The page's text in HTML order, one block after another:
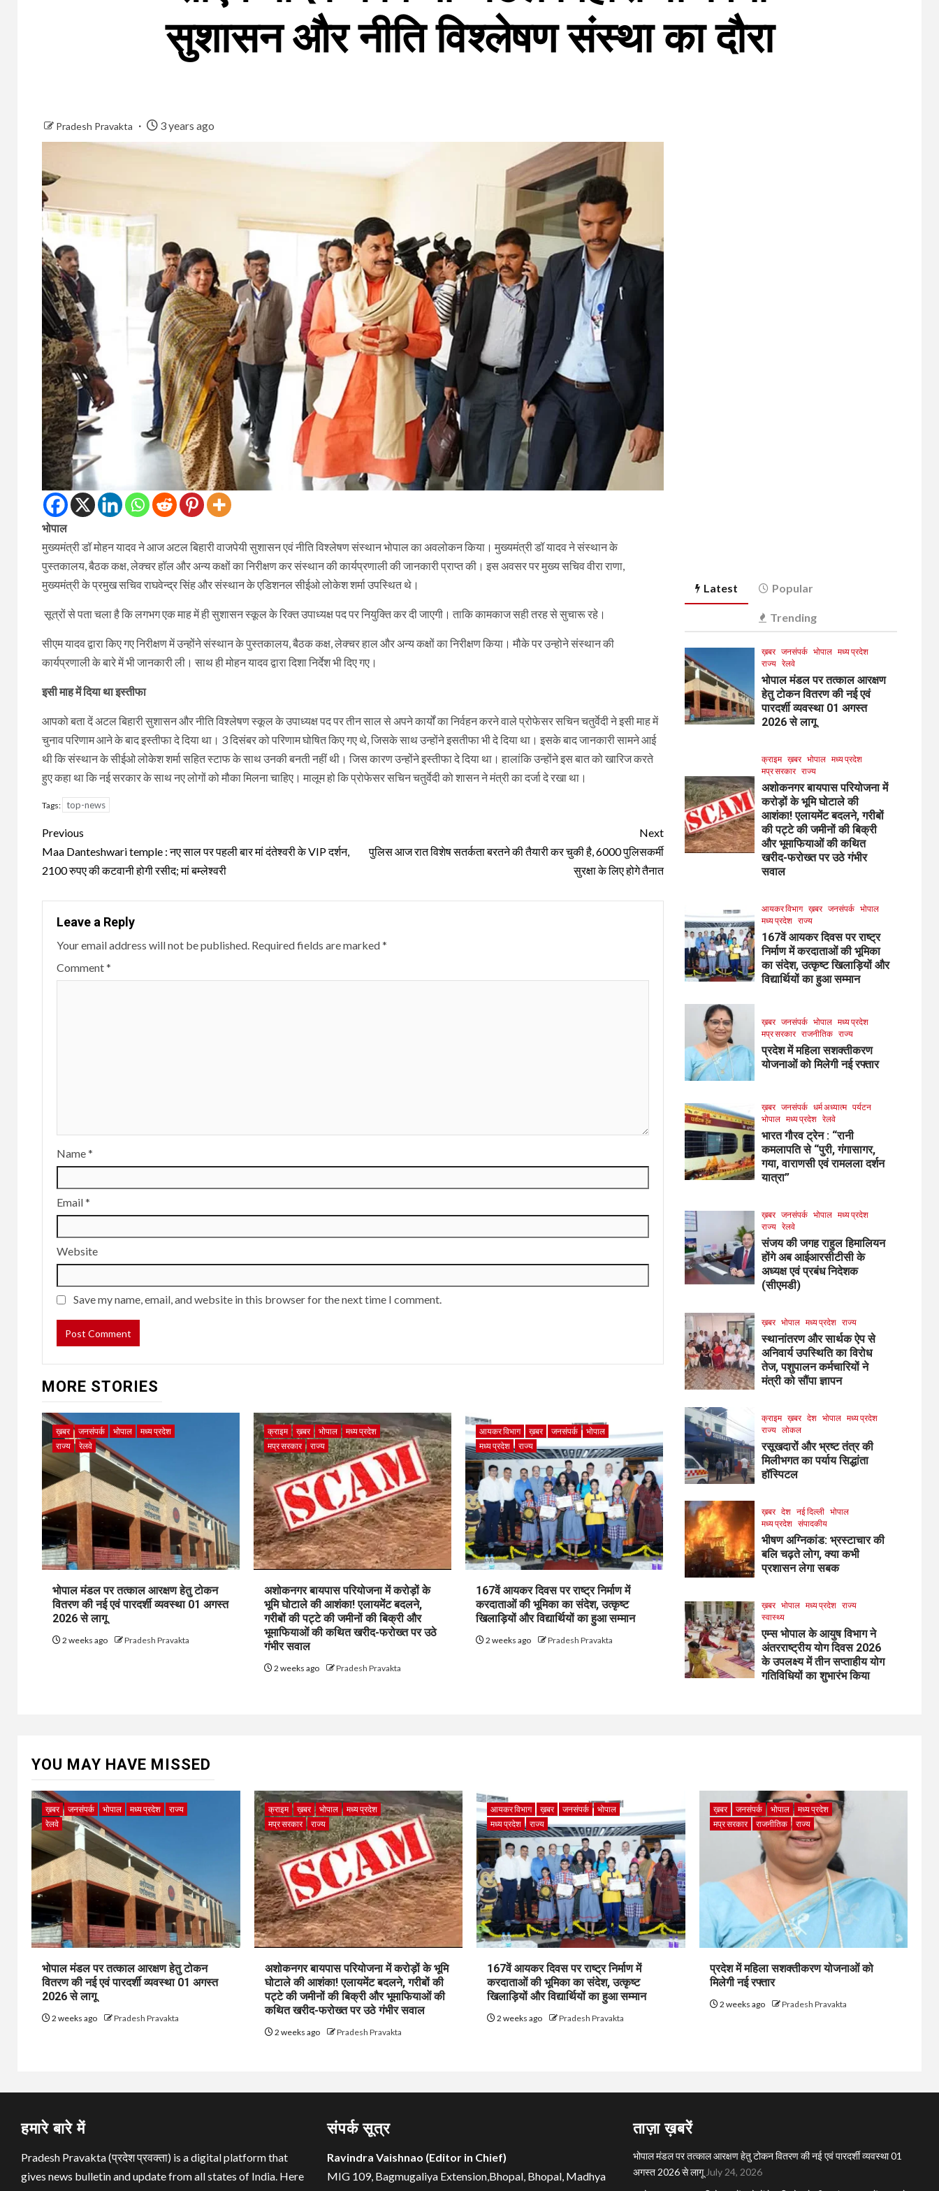
सुशासन और नीत‍ि व‍िश्‍लेषण संस्‍था का दौरा
Pradesh Pravakta 3 years ago
भोपाल
मुख्यमंत्री डॉ मोहन यादव ने आज अटल बिहारी वाजपेयी सुशासन एवं नीति विश्लेषण संस्थान भोपाल का अवलोकन किया। मुख्यमंत्री डॉ यादव ने संस्थान के
पुस्तकालय, बैठक कक्ष, लेक्चर हॉल और अन्य कक्षों का निरीक्षण कर संस्थान की कार्यप्रणाली की जानकारी प्राप्त की। इस अवसर पर मुख्य सचिव वीरा राणा,
मुख्यमंत्री के प्रमुख सचिव राघवेन्द्र सिंह और संस्थान के एडिशनल सीईओ लोकेश शर्मा उपस्थित थे।
सूत्रों से पता चला है कि लगभग एक माह में ही सुशासन स्कूल के रिक्त उपाध्यक्ष पद पर नियुक्ति कर दी जाएगी। ताकि कामकाज सही तरह से सुचारू रहे।
सीएम यादव द्वारा किए गए निरीक्षण में उन्होंने संस्थान के पुस्तकालय, बैठक कक्ष, लेक्चर हाल और अन्य कक्षों का निरीक्षण किया। मौके पर उन्होने संस्थान की
कार्यप्रणाली के बारे में भी जानकारी ली। साथ ही मोहन यादव द्वारा दिशा निर्देश भी दिए गए।
इसी माह में दिया था इस्तीफा
आपको बता दें अटल बिहारी सुशासन और नीति विश्लेषण स्कूल के उपाध्यक्ष पद पर तीन साल से अपने कार्यों का निर्वहन करने वाले प्रोफेसर सचिन चतुर्वेदी ने इसी माह में
चुनाव परिणाम आने के बाद इस्तीफा दे दिया था। 3 दिसंबर को परिणाम घोषित किए गए थे, जिसके साथ उन्होंने इसतीफा भी दे दिया था। इसके बाद जानकारी सामने आई
थी कि संस्थान के सीईओ लोकेश शर्मा सहित स्टाफ के साथ उनकी बनती नहीं थी। जिस कारण उन्होंने इस्तीफा दे दिया था। हालांकि उन्होंने इस बात को खारिज करते
हुए कहा था कि नई सरकार के साथ नए लोगों को मौका मिलना चाहिए। मालूम हो कि प्रोफेसर सचिन चतुर्वेदी को शासन ने मंत्री का दर्जा दे रखा था।
Tags: top-news
Continue
Reading
Previous
Maa Danteshwari temple : नए साल पर पहली बार मां दंतेश्वरी के VIP दर्शन,
2100 रुपए की कटवानी होगी रसीद; मां बम्लेश्वरी
Next
पुलिस आज रात विशेष सतर्कता बरतने की तैयारी कर चुकी है, 6000 पुलिसकर्मी
सुरक्षा के लिए होगे तैनात
Leave a Reply
Your email address will not be published. Required fields are marked*
Comment*
Name*
Email*
Website
Save my name, email, and website in this browser for the next time I comment.
MORE STORIES
ख़बर जनसंपर्क भोपाल
मध्य प्रदेश
राज्य
रेलवे
भोपाल मंडल पर तत्काल आरक्षण हेतु टोकन
वितरण की नई एवं पारदर्शी व्यवस्था 01 अगस्त
2026 से लागू
2 weeks ago Pradesh Pravakta
क्राइम ख़बर भोपाल
मध्य प्रदेश
मप्र सरकार
राज्य
अशोकनगर बायपास परियोजना में करोड़ों के
भूमि घोटाले की आशंका! एलायमेंट बदलने,
गरीबों की पट्टे की जमीनों की बिक्री और
भूमाफियाओं की कथित खरीद-फरोख्त पर उठे
गंभीर सवाल
2 weeks ago Pradesh Pravakta
आयकर विभाग ख़बर जनसंपर्क
भोपाल
मध्य प्रदेश
राज्य
167वें आयकर दिवस पर राष्ट्र निर्माण में
करदाताओं की भूमिका का संदेश, उत्कृष्ट
खिलाड़ियों और विद्यार्थियों का हुआ सम्मान
2 weeks ago Pradesh Pravakta
Latest Popular
Trending
ख़बर जनसंपर्क भोपाल मध्य प्रदेश
राज्य रेलवे
भोपाल मंडल पर तत्काल आरक्षण
हेतु टोकन वितरण की नई एवं
पारदर्शी व्यवस्था 01 अगस्त
2026 से लागू
क्राइम ख़बर भोपाल मध्य प्रदेश
मप्र सरकार राज्य
अशोकनगर बायपास परियोजना में
करोड़ों के भूमि घोटाले की
आशंका! एलायमेंट बदलने, गरीबों
की पट्टे की जमीनों की बिक्री
और भूमाफियाओं की कथित
खरीद-फरोख्त पर उठे गंभीर
सवाल
आयकर विभाग ख़बर जनसंपर्क भोपाल
मध्य प्रदेश राज्य
167वें आयकर दिवस पर राष्ट्र
निर्माण में करदाताओं की भूमिका
का संदेश, उत्कृष्ट खिलाड़ियों और
विद्यार्थियों का हुआ सम्मान
ख़बर जनसंपर्क भोपाल मध्य प्रदेश
मप्र सरकार राजनीतिक राज्य
प्रदेश में महिला सशक्तीकरण
योजनाओं को मिलेगी नई रफ्तार
ख़बर जनसंपर्क धर्म अध्यात्म पर्यटन
भोपाल मध्य प्रदेश रेलवे
भारत गौरव ट्रेन : “रानी
कमलापति से “पुरी, गंगासागर,
गया, वाराणसी एवं रामलला दर्शन
यात्रा”
ख़बर जनसंपर्क भोपाल मध्य प्रदेश
राज्य रेलवे
संजय की जगह राहुल हिमालियन
होंगे अब आईआरसीटीसी के
अध्यक्ष एवं प्रबंध निदेशक
(सीएमडी)
ख़बर भोपाल मध्य प्रदेश राज्य
स्थानांतरण और सार्थक ऐप से
अनिवार्य उपस्थिति का विरोध
तेज, पशुपालन कर्मचारियों ने
मंत्री को सौंपा ज्ञापन
क्राइम ख़बर देश भोपाल मध्य प्रदेश
राज्य लोकल
रसूखदारों और भ्रष्ट तंत्र की
मिलीभगत का पर्याय सिद्धांता
हॉस्पिटल
ख़बर देश नई दिल्ली भोपाल
मध्य प्रदेश संपादकीय
भीषण अग्निकांड: भ्रस्टाचार की
बलि चढ़ते लोग, क्या कभी
प्रशासन लेगा सबक
ख़बर भोपाल मध्य प्रदेश राज्य
स्वास्थ्य
एम्स भोपाल के आयुष विभाग ने
अंतरराष्ट्रीय योग दिवस 2026
के उपलक्ष्य में तीन सप्ताहीय योग
गतिविधियों का शुभारंभ किया
YOU MAY HAVE MISSED
ख़बर जनसंपर्क भोपाल मध्य प्रदेश
राज्य
रेलवे
भोपाल मंडल पर तत्काल आरक्षण हेतु टोकन
वितरण की नई एवं पारदर्शी व्यवस्था 01 अगस्त
2026 से लागू
2 weeks ago Pradesh Pravakta
क्राइम ख़बर भोपाल
मध्य प्रदेश
मप्र सरकार
राज्य
अशोकनगर बायपास परियोजना में करोड़ों के भूमि
घोटाले की आशंका! एलायमेंट बदलने, गरीबों की
पट्टे की जमीनों की बिक्री और भूमाफियाओं की
कथित खरीद-फरोख्त पर उठे गंभीर सवाल
2 weeks ago Pradesh Pravakta
आयकर विभाग ख़बर जनसंपर्क
भोपाल
मध्य प्रदेश
राज्य
167वें आयकर दिवस पर राष्ट्र निर्माण में
करदाताओं की भूमिका का संदेश, उत्कृष्ट
खिलाड़ियों और विद्यार्थियों का हुआ सम्मान
2 weeks ago Pradesh Pravakta
ख़बर जनसंपर्क भोपाल
मध्य प्रदेश
मप्र सरकार
राजनीतिक राज्य
प्रदेश में महिला सशक्तीकरण योजनाओं को
मिलेगी नई रफ्तार
2 weeks ago Pradesh Pravakta
हमारे बारे में
Pradesh Pravakta (प्रदेश प्रवक्ता) is a digital platform that
gives news bulletin and update from all states of India. Here
संपर्क सूत्र
Ravindra Vaishnao (Editor in Chief)
MIG 109, Bagmugaliya Extension,Bhopal, Bhopal, Madhya
ताज़ा ख़बरें
भोपाल मंडल पर तत्काल आरक्षण हेतु टोकन वितरण की नई एवं पारदर्शी व्यवस्था 01
अगस्त 2026 से लागूJuly 24, 2026